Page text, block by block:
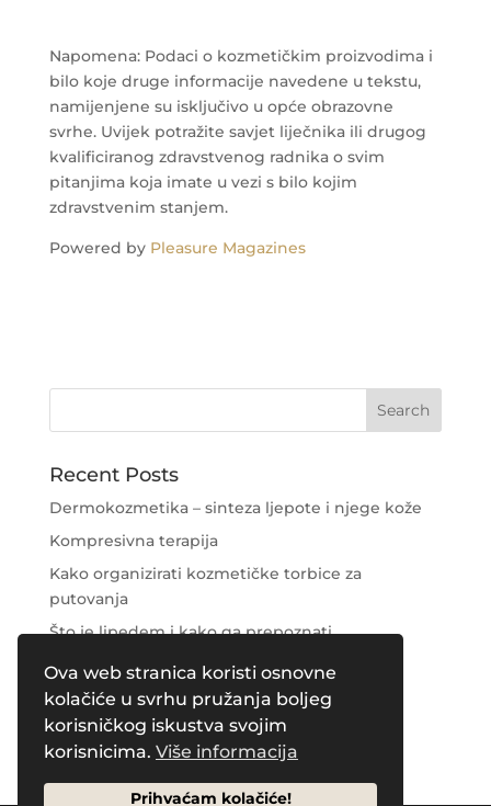
Ova web stranica koristi osnovne
kolačiće u svrhu pružanja boljeg
korisničkog iskustva svojim
korisnicima. Više informacija
Prihvaćam kolačiće!
Napomena: Podaci o kozmetičkim proizvodima i
bilo koje druge informacije navedene u tekstu,
namijenjene su isključivo u opće obrazovne
svrhe. Uvijek potražite savjet liječnika ili drugog
kvalificiranog zdravstvenog radnika o svim
pitanjima koja imate u vezi s bilo kojim
zdravstvenim stanjem.
Powered by Pleasure Magazines
Recent Posts
Dermokozmetika – sinteza ljepote i njege kože
Kompresivna terapija
Kako organizirati kozmetičke torbice za
putovanja
Što je lipedem i kako ga prepoznati
Njega područja oko očiju
Recent Comments